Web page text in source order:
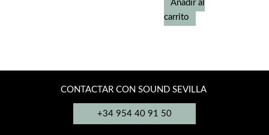
original
era:
8.250,00€.
actual
Añadir al
carrito
CONTACTAR CON SOUND SEVILLA
+34 954 40 91 50